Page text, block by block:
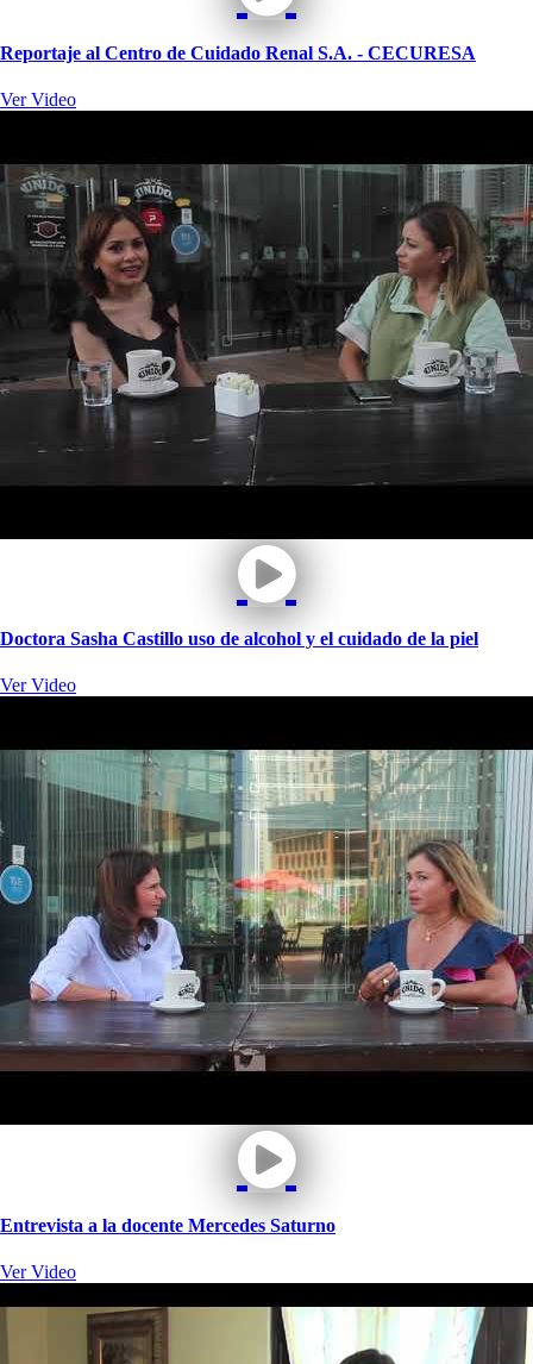
Reportaje al Centro de Cuidado Renal S.A. - CECURESA
Ver Video
Doctora Sasha Castillo uso de alcohol y el cuidado de la piel
Ver Video
Entrevista a la docente Mercedes Saturno
Ver Video